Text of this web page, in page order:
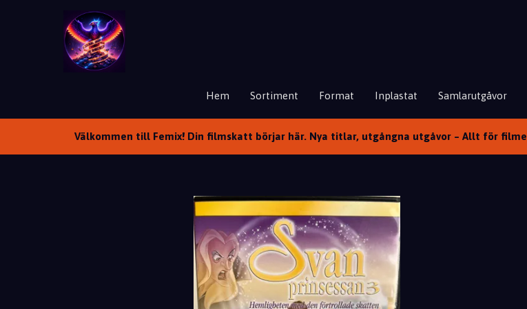
Hem Sortiment Format Inplastat Samlarutgåvor
Välkommen till Femix! Din filmskatt börjar här. Nya titlar, utgångna utgåvor – Allt för